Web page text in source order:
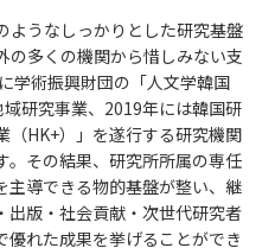
うなしっかりとした研究基盤
の多くの機関から惜しみない支
学術振興財団の「人文学韓国
研究事業、2019年には韓国研
（HK+）」を遂行する研究機関
。その結果、研究所所属の専任
主導できる物的基盤が整い、継
出版・社会貢献・次世代研究者
優れた成果を挙げることができ